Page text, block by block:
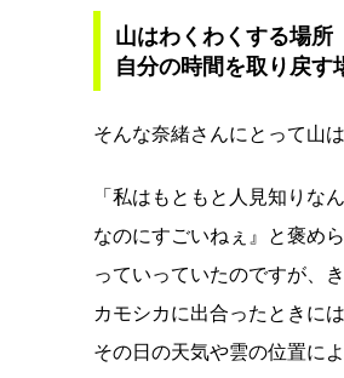
山はわくわくする場所
自分の時間を取り戻す
そんな奈緒さんにとって山
「私はもともと人見知りな
なのにすごいねぇ』と褒め
っていっていたのですが、
カモシカに出合ったときに
その日の天気や雲の位置に